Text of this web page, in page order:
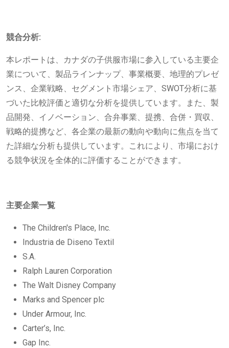
競合分析:
本レポートは、カナダの子供服市場に参入している主要企
業について、製品ラインナップ、事業概要、地理的プレゼ
ンス、企業戦略、セグメント市場シェア、SWOT分析に基
づいた比較評価と適切な分析を提供しています。また、製
品開発、イノベーション、合弁事業、提携、合併・買収、
戦略的提携など、各企業の最新の動向や動向に焦点を当て
た詳細な分析も提供しています。これにより、市場におけ
る競争状況を全体的に評価することができます。
主要企業一覧
The Children's Place, Inc.
Industria de Diseno Textil
S.A.
Ralph Lauren Corporation
The Walt Disney Company
Marks and Spencer plc
Under Armour, Inc.
Carter’s, Inc.
Gap Inc.